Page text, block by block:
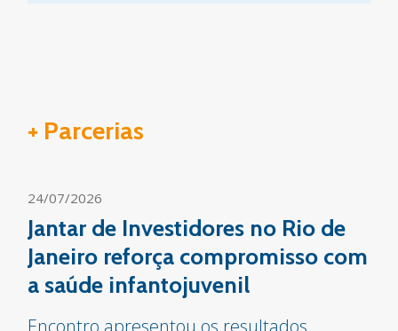
+ Parcerias
24/07/2026
Jantar de Investidores no Rio de
Janeiro reforça compromisso com
a saúde infantojuvenil